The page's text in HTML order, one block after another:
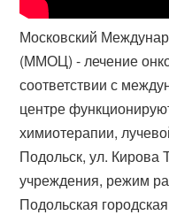
Московский
(ММОЦ) - лечение
соответствии с
центре
химиотерапии,
Подольск, ул. Кирова
учреждения, режим
Подольская